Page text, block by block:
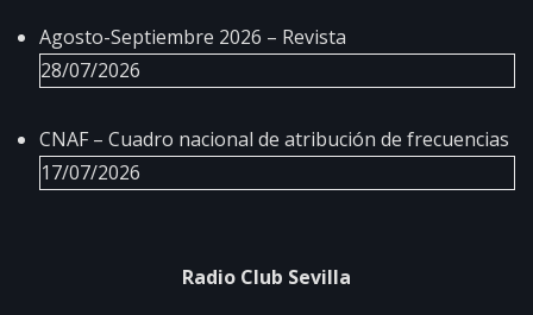
Agosto-Septiembre 2026 – Revista
28/07/2026
CNAF – Cuadro nacional de atribución de frecuencias
17/07/2026
Radio Club Sevilla